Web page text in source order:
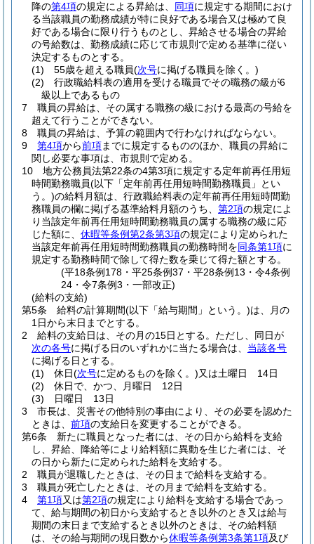
降の第4項の規定による昇給は、 同項に規定する期間におけ
る当該職員の勤務成績が特に良好である場合又は極めて良
好である場合に限り行うものとし、昇給させる場合の昇給
の号給数は、勤務成績に応じて市規則で定める基準に従い
決定するものとする。
(1)
55歳を超える職員(次号に掲げる職員を除く。)
(2)
行政職給料表の適用を受ける職員でその職務の級が6
級以上であるもの
7
職員の昇給は、その属する職務の級における最高の号給を
超えて行うことができない。
8
職員の昇給は、予算の範囲内で行わなければならない。
9
第4項から前項までに規定するもののほか、職員の昇給に
関し必要な事項は、市規則で定める。
10
地方公務員法第22条の4第3項に規定する定年前再任用短
時間勤務職員(以下「定年前再任用短時間勤務職員」とい
う。)の給料月額は、行政職給料表の定年前再任用短時間勤
務職員の欄に掲げる基準給料月額のうち、 第2項の規定によ
り当該定年前再任用短時間勤務職員の属する職務の級に応
じた額に、 休暇等条例第2条第3項の規定により定められた
当該定年前再任用短時間勤務職員の勤務時間を同条第1項に
規定する勤務時間で除して得た数を乗じて得た額とする。
(平18条例178・平25条例37・平28条例13・令4条例
24・令7条例3・一部改正)
(給料の支給)
第5条
給料の計算期間(以下「給与期間」という。)は、月の
1日から末日までとする。
2
給料の支給日は、その月の15日とする。 ただし、同日が
次の各号に掲げる日のいずれかに当たる場合は、 当該各号
に掲げる日とする。
(1)
休日(次号に定めるものを除く。)又は土曜日 14日
(2)
休日で、かつ、月曜日 12日
(3)
日曜日 13日
3
市長は、災害その他特別の事由により、その必要を認めた
ときは、 前項の支給日を変更することができる。
第6条
新たに職員となった者には、その日から給料を支給
し、昇給、降給等により給料額に異動を生じた者には、そ
の日から新たに定められた給料を支給する。
2
職員が退職したときは、その日まで給料を支給する。
3
職員が死亡したときは、その月まで給料を支給する。
4
第1項又は第2項の規定により給料を支給する場合であっ
て、給与期間の初日から支給するとき以外のとき又は給与
期間の末日まで支給するとき以外のときは、その給料額
は、その給与期間の現日数から休暇等条例第3条第1項及び